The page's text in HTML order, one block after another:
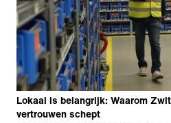
Lokaal is belangrijk: Waarom
vertrouwen schept